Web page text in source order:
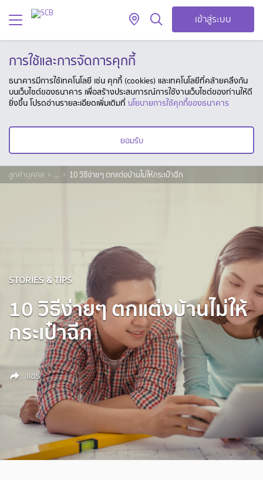
เข้าสู่ระบบ
การใช้และการจัดการคุกกี้
ธนาคารมีการใช้เทคโนโลยี เช่น คุกกี้ (cookies) และเทคโนโลยีที่คล้ายคลึงกัน
บนเว็บไซต์ของธนาคาร เพื่อสร้างประสบการณ์การใช้งานเว็บไซต์ของท่านให้ดี
ยิ่งขึ้น โปรดอ่านรายละเอียดเพิ่มเติมที่ นโยบายการใช้คุกกี้ของธนาคาร
ยอมรับ
ลูกค้าบุคคล ... 10 วิธีง่ายๆ ตกแต่งบ้านไม่ให้กระเป๋าฉีก
STORIES & TIPS
10 วิธีง่ายๆ ตกแต่งบ้านไม่ให้
กระเป๋าฉีก
แชร์